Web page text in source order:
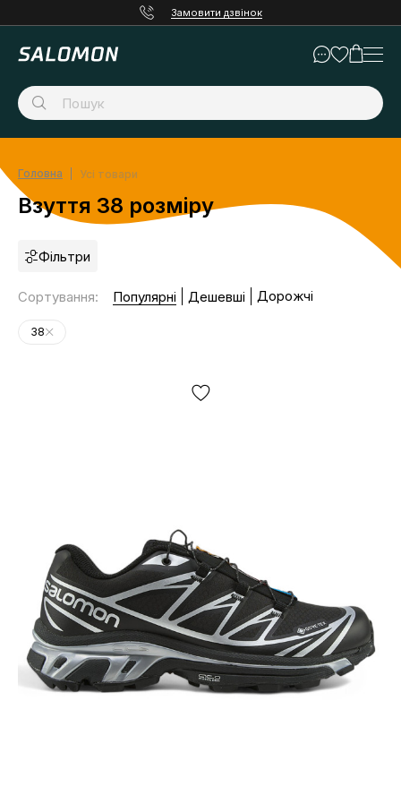
Замовити дзвінок
Головна Усі товари
Взуття 38 розміру
Фільтри
Сортування: Популярні Дешевші Дорожчі
38